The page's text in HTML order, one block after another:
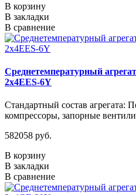
В корзину
В закладки
В сравнение
Среднетемпературный
2х4EES-6Y
Стандартный состав агрегата:
компрессоры, запорные
582058 руб.
В корзину
В закладки
В сравнение